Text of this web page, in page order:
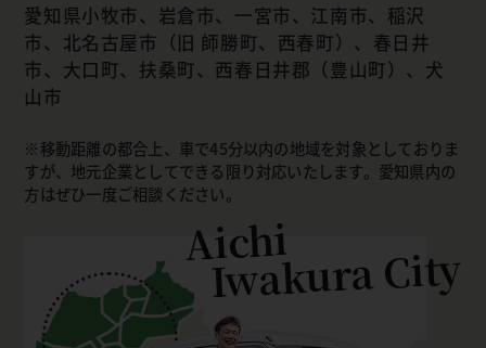
愛知県小牧市、岩倉市、一宮市、江南市、稲沢
市、北名古屋市（旧 師勝町、西春町）、春日井
市、大口町、扶桑町、西春日井郡（豊山町）、犬
山市
移動距離の都合上、車で45分以内の地域を対象としておりま
すが、地元企業としてできる限り対応いたします。愛知県内の
方はぜひ一度ご相談ください。
Aichi
Iwakura City